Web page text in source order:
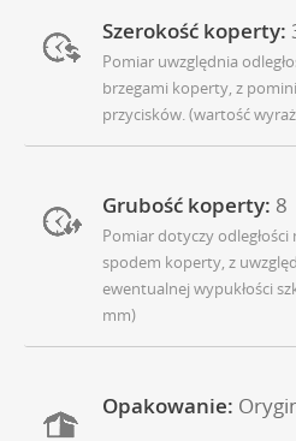
Szerokość koperty:
Pomiar uwzględnia
brzegami koperty, z
przycisków. (wartość
Grubość koperty: 8
Pomiar dotyczy
spodem koperty, z
ewentualnej wypukłości
mm)
Opakowanie: